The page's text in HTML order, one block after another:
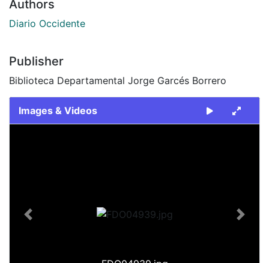
Authors
Diario Occidente
Publisher
Biblioteca Departamental Jorge Garcés Borrero
Images & Videos
Previous Next